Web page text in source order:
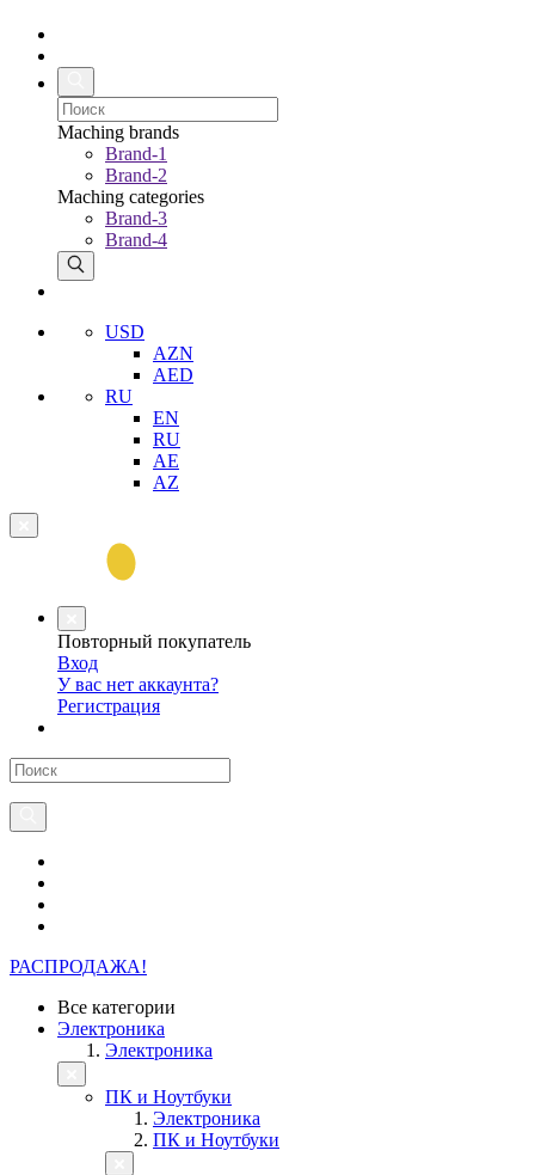
Maching brands
Brand-1
Brand-2
Maching categories
Brand-3
Brand-4
USD
AZN
AED
RU
EN
RU
AE
AZ
Повторный покупатель
Вход
У вас нет аккаунта?
Регистрация
РАСПРОДАЖА!
Все категории
Электроника
Электроника
ПК и Ноутбуки
Электроника
ПК и Ноутбуки